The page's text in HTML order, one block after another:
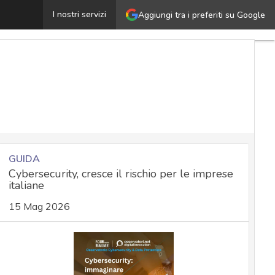
Aggiungi tra i preferiti su Google
I nostri servizi
Qualche lezione di buona cyber security per il 2022
GUIDA
Cybersecurity, cresce il rischio per le imprese
italiane
15 Mag 2026